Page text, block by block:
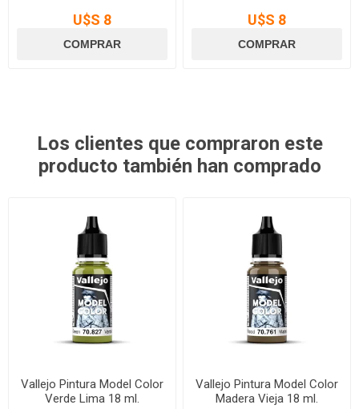
U$S 8 U$S 8
Los clientes que compraron este
producto también han comprado
Vallejo Pintura Model Color
Verde Lima 18 ml.
Vallejo Pintura Model Color
Madera Vieja 18 ml.